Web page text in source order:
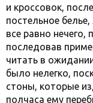
и кроссовок,
постельное
все равно нечего,
последовав
читать в
было нелегко,
стоны, которые
полчаса ему